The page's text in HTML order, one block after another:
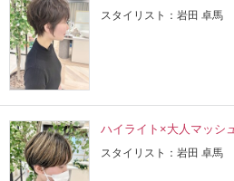
スタイリスト：岩田 卓馬
ハイライト×大人マッシ
スタイリスト：岩田 卓馬